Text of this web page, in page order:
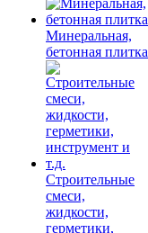
Минеральная,
бетонная плитка
Строительные
смеси,
жидкости,
герметики,